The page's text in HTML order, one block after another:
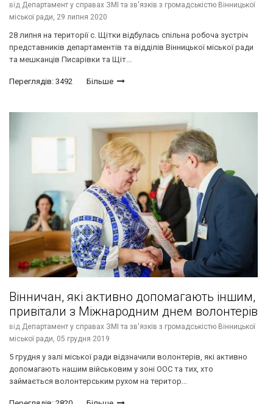
від Департамент у справах ЗМІ та зв'язків з громадськістю Вінницької
міської ради, 29 липня 2020
28 липня на території с. Щітки відбулась спільна робоча зустріч
представників департаментів та відділів Вінницької міської ради
та мешканців Писарівки та Щіт...
Переглядів: 3492 Більше
Вінничан, які активно допомагають іншим,
привітали з Міжнародним днем волонтерів
від Департамент у справах ЗМІ та зв'язків з громадськістю Вінницької
міської ради, 05 грудня 2019
5 грудня у залі міської ради відзначили волонтерів, які активно
допомагають нашим військовим у зоні ООС та тих, хто
займається волонтерським рухом на територ...